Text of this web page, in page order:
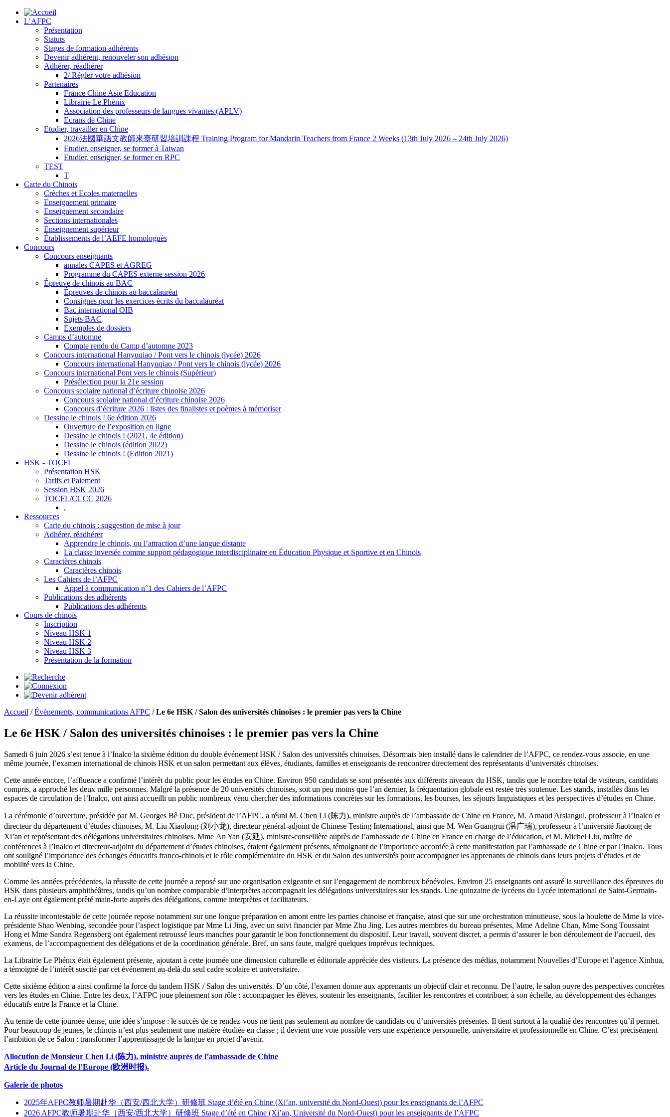
L’AFPC
Présentation
Statuts
Stages de formation adhérents
Devenir adhérent, renouveler son adhésion
Adhérer, réadhérer
2/ Régler votre adhésion
Partenaires
France Chine Asie Education
Librairie Le Phénix
Association des professeurs de langues vivantes (APLV)
Ecrans de Chine
Etudier, travailler en Chine
2026法國華語文教師來臺研習培訓課程 Training Program for Mandarin Teachers from France 2 Weeks (13th July 2026 – 24th July 2026)
Etudier, enseigner, se former à Taiwan
Etudier, enseigner, se former en RPC
TEST
T
Carte du Chinois
Crèches et Ecoles maternelles
Enseignement primaire
Enseignement secondaire
Sections internationales
Enseignement supérieur
Établissements de l’AEFE homologués
Concours
Concours enseignants
annales CAPES et AGREG
Programme du CAPES externe session 2026
Épreuve de chinois au BAC
Épreuves de chinois au baccalauréat
Consignes pour les exercices écrits du baccalauréat
Bac international OIB
Sujets BAC
Exemples de dossiers
Camps d’automne
Compte rendu du Camp d’automne 2023
Concours international Hanyuqiao / Pont vers le chinois (lycée) 2026
Concours international Hanyuqiao / Pont vers le chinois (lycée) 2026
Concours international Pont vers le chinois (Supérieur)
Présélection pour la 21e session
Concours scolaire national d’écriture chinoise 2026
Concours scolaire national d’écriture chinoise 2026
Concours d’écriture 2026 : listes des finalistes et poèmes à mémoriser
Dessine le chinois ! 6e édition 2026
Ouverture de l’exposition en ligne
Dessine le chinois ! (2021, 4e édition)
Dessine le chinois (édition 2022)
Dessine le chinois ! (Edition 2021)
HSK - TOCFL
Présentation HSK
Tarifs et Paiement
Session HSK 2026
TOCFL/CCCC 2026
.
Ressources
Carte du chinois : suggestion de mise à jour
Adhérer, réadhérer
Apprendre le chinois, ou l’attraction d’une langue distante
La classe inversée comme support pédagogique interdisciplinaire en Éducation Physique et Sportive et en Chinois
Caractères chinois
Caractères chinois
Les Cahiers de l’AFPC
Appel à communication n°1 des Cahiers de l’AFPC
Publications des adhérents
Publications des adhérents
Cours de chinois
Inscription
Niveau HSK 1
Niveau HSK 2
Niveau HSK 3
Présentation de la formation
Accueil /Événements, communications AFPC /Le 6e HSK / Salon des universités chinoises : le premier pas vers la Chine
Le 6e HSK / Salon des universités chinoises : le premier pas vers la Chine
Samedi 6 juin 2026 s’est tenue à l’Inalco la sixième édition du double événement HSK / Salon des universités chinoises. Désormais bien installé dans le calendrier de l’AFPC, ce rendez-vous associe, en une
même journée, l’examen international de chinois HSK et un salon permettant aux élèves, étudiants, familles et enseignants de rencontrer directement des représentants d’universités chinoises.
Cette année encore, l’affluence a confirmé l’intérêt du public pour les études en Chine. Environ 950 candidats se sont présentés aux différents niveaux du HSK, tandis que le nombre total de visiteurs, candidats
compris, a approché les deux mille personnes. Malgré la présence de 20 universités chinoises, soit un peu moins que l’an dernier, la fréquentation globale est restée très soutenue. Les stands, installés dans les
espaces de circulation de l’Inalco, ont ainsi accueilli un public nombreux venu chercher des informations concrètes sur les formations, les bourses, les séjours linguistiques et les perspectives d’études en Chine.
La cérémonie d’ouverture, présidée par M. Georges Bê Duc, président de l’AFPC, a réuni M. Chen Li (陈力), ministre auprès de l’ambassade de Chine en France, M. Arnaud Arslangul, professeur à l’Inalco et
directeur du département d’études chinoises, M. Liu Xiaolong (刘小龙), directeur général-adjoint de Chinese Testing International, ainsi que M. Wen Guangrui (温广瑞), professeur à l’université Jiaotong de
Xi’an et représentant des délégations universitaires chinoises. Mme An Yan (安延), ministre-conseillère auprès de l’ambassade de Chine en France en charge de l’éducation, et M. Michel Liu, maître de
conférences à l’Inalco et directeur-adjoint du département d’études chinoises, étaient également présents, témoignant de l’importance accordée à cette manifestation par l’ambassade de Chine et par l’Inalco. Tous
ont souligné l’importance des échanges éducatifs franco-chinois et le rôle complémentaire du HSK et du Salon des universités pour accompagner les apprenants de chinois dans leurs projets d’études et de
mobilité vers la Chine.
Comme les années précédentes, la réussite de cette journée a reposé sur une organisation exigeante et sur l’engagement de nombreux bénévoles. Environ 25 enseignants ont assuré la surveillance des épreuves du
HSK dans plusieurs amphithéâtres, tandis qu’un nombre comparable d’interprètes accompagnait les délégations universitaires sur les stands. Une quinzaine de lycéens du Lycée international de Saint-Germain-
en-Laye ont également prêté main-forte auprès des délégations, comme interprètes et facilitateurs.
La réussite incontestable de cette journée repose notamment sur une longue préparation en amont entre les parties chinoise et française, ainsi que sur une orchestration minutieuse, sous la houlette de Mme la vice-
présidente Shao Wenbing, secondée pour l’aspect logistique par Mme Li Jing, avec un suivi financier par Mme Zhu Jing. Les autres membres du bureau présentes, Mme Adeline Chan, Mme Song Toussaint
Hong et Mme Sandra Regensberg ont également retroussé leurs manches pour garantir le bon fonctionnement du dispositif. Leur travail, souvent discret, a permis d’assurer le bon déroulement de l’accueil, des
examens, de l’accompagnement des délégations et de la coordination générale. Bref, un sans faute, malgré quelques imprévus techniques.
La Librairie Le Phénix était également présente, ajoutant à cette journée une dimension culturelle et éditoriale appréciée des visiteurs. La présence des médias, notamment Nouvelles d’Europe et l’agence Xinhua,
a témoigné de l’intérêt suscité par cet événement au-delà du seul cadre scolaire et universitaire.
Cette sixième édition a ainsi confirmé la force du tandem HSK / Salon des universités. D’un côté, l’examen donne aux apprenants un objectif clair et reconnu. De l’autre, le salon ouvre des perspectives concrètes
vers les études en Chine. Entre les deux, l’AFPC joue pleinement son rôle : accompagner les élèves, soutenir les enseignants, faciliter les rencontres et contribuer, à son échelle, au développement des échanges
éducatifs entre la France et la Chine.
Au terme de cette journée dense, une idée s’impose : le succès de ce rendez-vous ne tient pas seulement au nombre de candidats ou d’universités présentes. Il tient surtout à la qualité des rencontres qu’il permet.
Pour beaucoup de jeunes, le chinois n’est plus seulement une matière étudiée en classe ; il devient une voie possible vers une expérience personnelle, universitaire et professionnelle en Chine. C’est précisément
l’ambition de ce Salon : transformer l’apprentissage de la langue en projet d’avenir.
Allocution de Monsieur Chen Li (陈力), ministre auprès de l’ambassade de Chine
Article du Journal de l’Europe (欧洲时报).
Galerie de photos
2025年AFPC教师暑期赴华（西安/西北大学）研修班 Stage d’été en Chine (Xi’an, université du Nord-Ouest) pour les enseignants de l’AFPC
2026 AFPC教师暑期赴华（西安/西北大学）研修班 Stage d’été en Chine (Xi’an, Université du Nord-Ouest) pour les enseignants de l’AFPC